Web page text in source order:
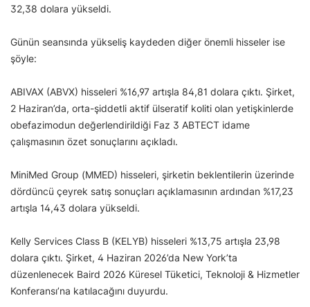
32,38 dolara yükseldi.
Günün seansında yükseliş kaydeden diğer önemli hisseler ise
şöyle:
ABIVAX (ABVX) hisseleri %16,97 artışla 84,81 dolara çıktı. Şirket,
2 Haziran’da, orta-şiddetli aktif ülseratif koliti olan yetişkinlerde
obefazimodun değerlendirildiği Faz 3 ABTECT idame
çalışmasının özet sonuçlarını açıkladı.
MiniMed Group (MMED) hisseleri, şirketin beklentilerin üzerinde
dördüncü çeyrek satış sonuçları açıklamasının ardından %17,23
artışla 14,43 dolara yükseldi.
Kelly Services Class B (KELYB) hisseleri %13,75 artışla 23,98
dolara çıktı. Şirket, 4 Haziran 2026’da New York’ta
düzenlenecek Baird 2026 Küresel Tüketici, Teknoloji & Hizmetler
Konferansı’na katılacağını duyurdu.